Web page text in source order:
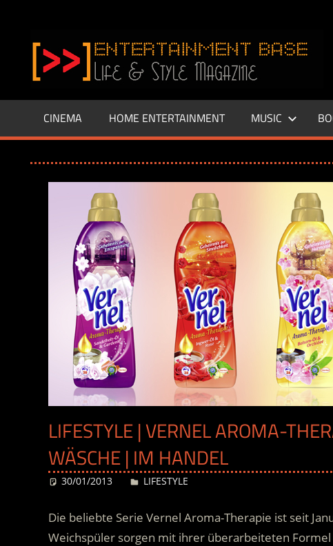
springenBase.de
CINEMA HOME ENTERTAINMENT MUSIC
LIFESTYLE | VERNEL AROMA-
WÄSCHE | IM HANDEL
30/01/2013 Desiree
LIFESTYLE
Die beliebte Serie Vernel Aroma-Therapie ist seit
Weichspüler sorgen mit ihrer überarbeiteten